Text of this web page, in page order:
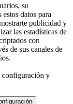
su
datos para
publicidad y
las estadísticas de
con
de sus canales de
configuración y